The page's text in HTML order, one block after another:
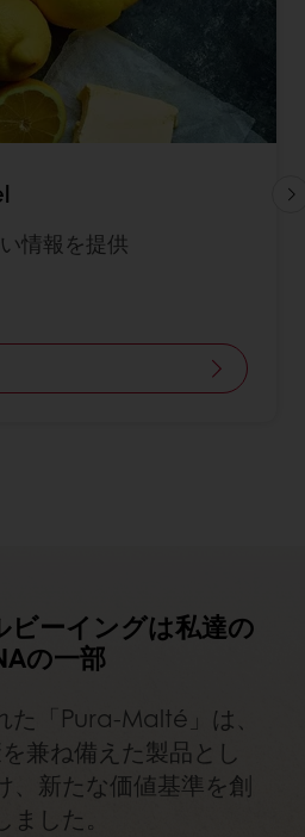
情報を提供
ーイングは私達の
の一部
た「Pura-Malté」は、
兼ね備えた製品とし
、新たな価値基準を創
ました。